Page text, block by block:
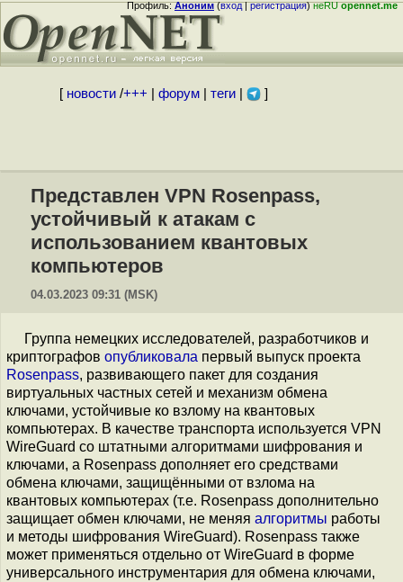
Профиль:Аноним(вход|регистрация)неRUopennet.me
[ новости/+++ форум| теги| ]
Представлен VPN Rosenpass,
устойчивый к атакам с
использованием квантовых
компьютеров
04.03.2023 09:31 (MSK)
Группа немецких исследователей, разработчиков и
криптографов опубликовала первый выпуск проекта
Rosenpass, развивающего пакет для создания
виртуальных частных сетей и механизм обмена
ключами, устойчивые ко взлому на квантовых
компьютерах. В качестве транспорта используется VPN
WireGuard со штатными алгоритмами шифрования и
ключами, а Rosenpass дополняет его средствами
обмена ключами, защищёнными от взлома на
квантовых компьютерах (т.е. Rosenpass дополнительно
защищает обмен ключами, не меняя алгоритмы работы
и методы шифрования WireGuard). Rosenpass также
может применяться отдельно от WireGuard в форме
универсального инструментария для обмена ключами,